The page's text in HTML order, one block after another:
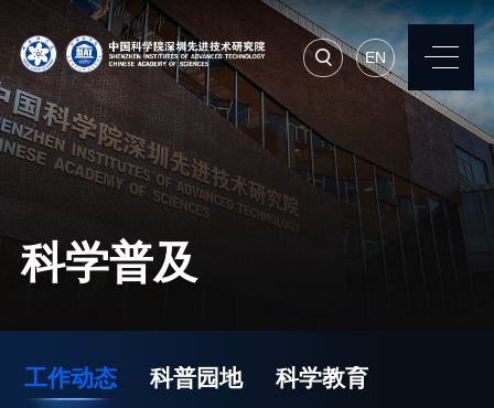
EN
常用系统 人才招聘 联系我们
机构简介
院长寄语
先进集成技术研究所
生物医学与健康工程研
科学普及
工作动态 科普园地 科学教育